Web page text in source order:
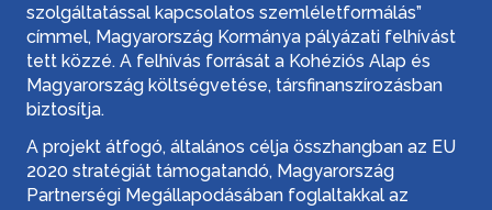
szolgáltatással kapcsolatos szemléletformálás”
címmel, Magyarország Kormánya pályázati felhívást
tett közzé. A felhívás forrását a Kohéziós Alap és
Magyarország költségvetése, társfinanszírozásban
biztosítja.
A projekt átfogó, általános célja összhangban az EU
2020 stratégiát támogatandó, Magyarország
Partnerségi Megállapodásában foglaltakkal az